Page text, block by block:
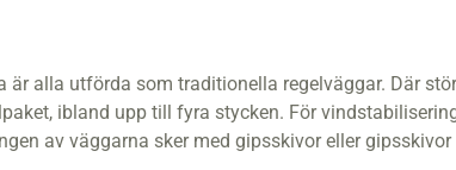
är alla utförda som traditionella regelväggar. Där
ibland upp till fyra stycken. För
av väggarna sker med gipsskivor eller